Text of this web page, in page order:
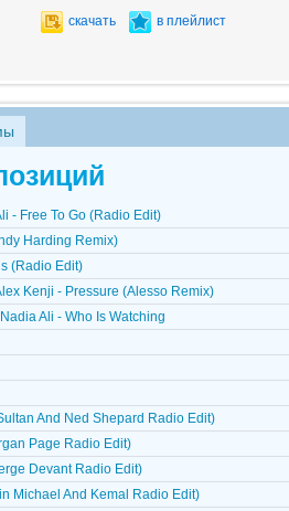
скачать в плейлист
- Free To Go (Radio Edit)
Harding Remix)
(Radio Edit)
Kenji - Pressure (Alesso Remix)
Ali - Who Is Watching
And Ned Shepard Radio Edit)
Page Radio Edit)
Devant Radio Edit)
Michael And Kemal Radio Edit)